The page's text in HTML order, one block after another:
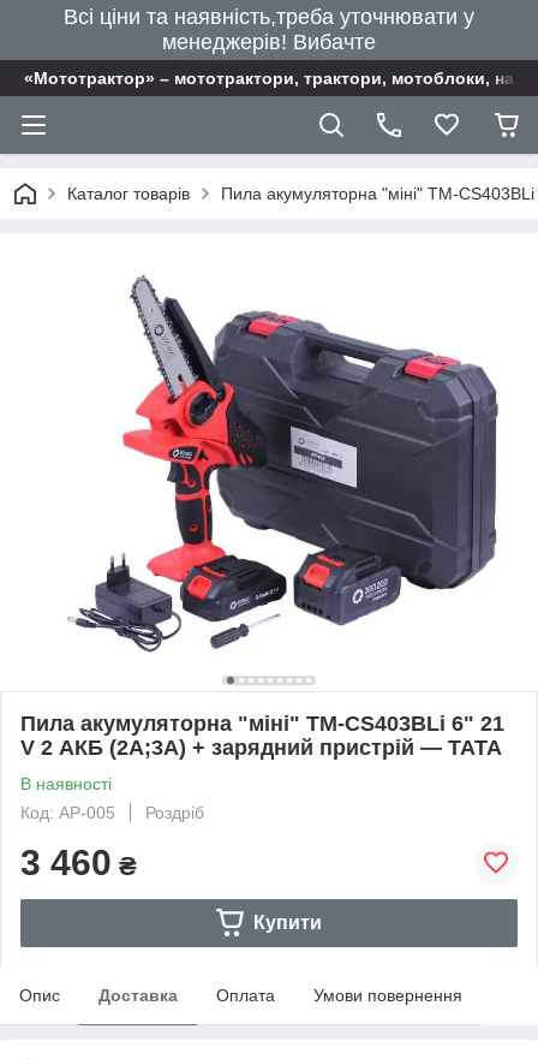
Всі ціни та наявність,треба уточнювати у
менеджерів! Вибачте
«Мототрактор» – мототрактори, трактори, мотоблоки,
Каталог товарів Пила акумуляторна "міні" TM-
Пила акумуляторна "міні" TM-CS403BLi 6" 21
V 2 АКБ (2A;3A) + зарядний пристрій — ТАТА
В наявності
Код: AP-005
Роздріб
3 460 ₴
Купити
Опис Доставка Оплата Умови повернення